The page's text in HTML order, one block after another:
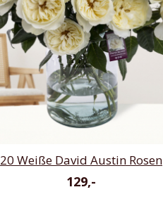
20 Weiße David Austin Rosen
129,-